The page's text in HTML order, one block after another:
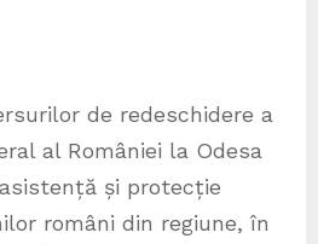
de redeschidere a
al României la Odesa
și protecție
români din regiune, în